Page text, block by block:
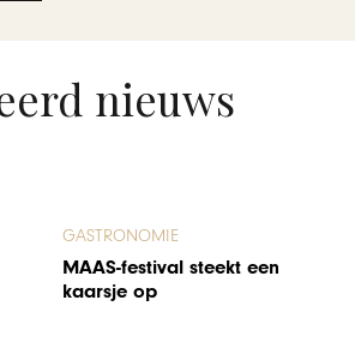
nieuws
GASTRONOMIE
MAAS-festival steekt een
kaarsje op